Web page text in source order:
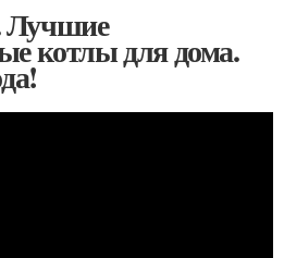
котлы для дома.